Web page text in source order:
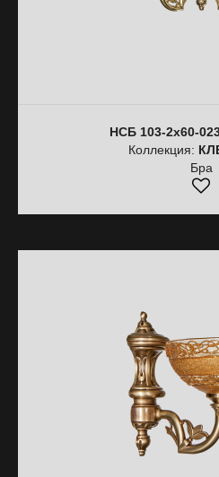
НСБ 103-2х60-
Коллекция:
Бра